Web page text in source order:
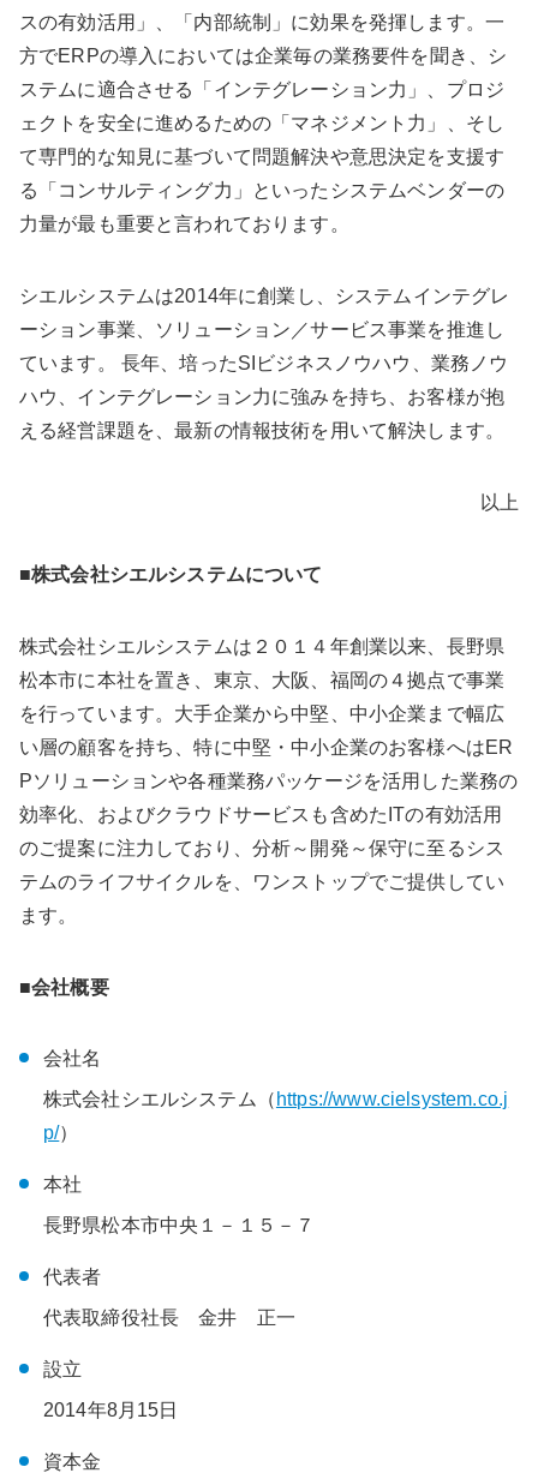
スの有効活用」、「内部統制」に効果を発揮します。一
方でERPの導入においては企業毎の業務要件を聞き、シ
ステムに適合させる「インテグレーション力」、プロジ
ェクトを安全に進めるための「マネジメント力」、そし
て専門的な知見に基づいて問題解決や意思決定を支援す
る「コンサルティング力」といったシステムベンダーの
力量が最も重要と言われております。
シエルシステムは2014年に創業し、システムインテグレ
ーション事業、ソリューション／サービス事業を推進し
ています。 長年、培ったSIビジネスノウハウ、業務ノウ
ハウ、インテグレーション力に強みを持ち、お客様が抱
える経営課題を、最新の情報技術を用いて解決します。
以上
■株式会社シエルシステムについて
株式会社シエルシステムは２０１４年創業以来、長野県
松本市に本社を置き、東京、大阪、福岡の４拠点で事業
を行っています。大手企業から中堅、中小企業まで幅広
い層の顧客を持ち、特に中堅・中小企業のお客様へはER
Pソリューションや各種業務パッケージを活用した業務の
効率化、およびクラウドサービスも含めたITの有効活用
のご提案に注力しており、分析～開発～保守に至るシス
テムのライフサイクルを、ワンストップでご提供してい
ます。
■会社概要
会社名
株式会社シエルシステム（ https://www.cielsystem.co.j
p/）
本社
長野県松本市中央１－１５－７
代表者
代表取締役社長 金井 正一
設立
2014年8月15日
資本金